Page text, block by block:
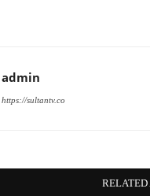
admin
https://sultantv.co
RELATED